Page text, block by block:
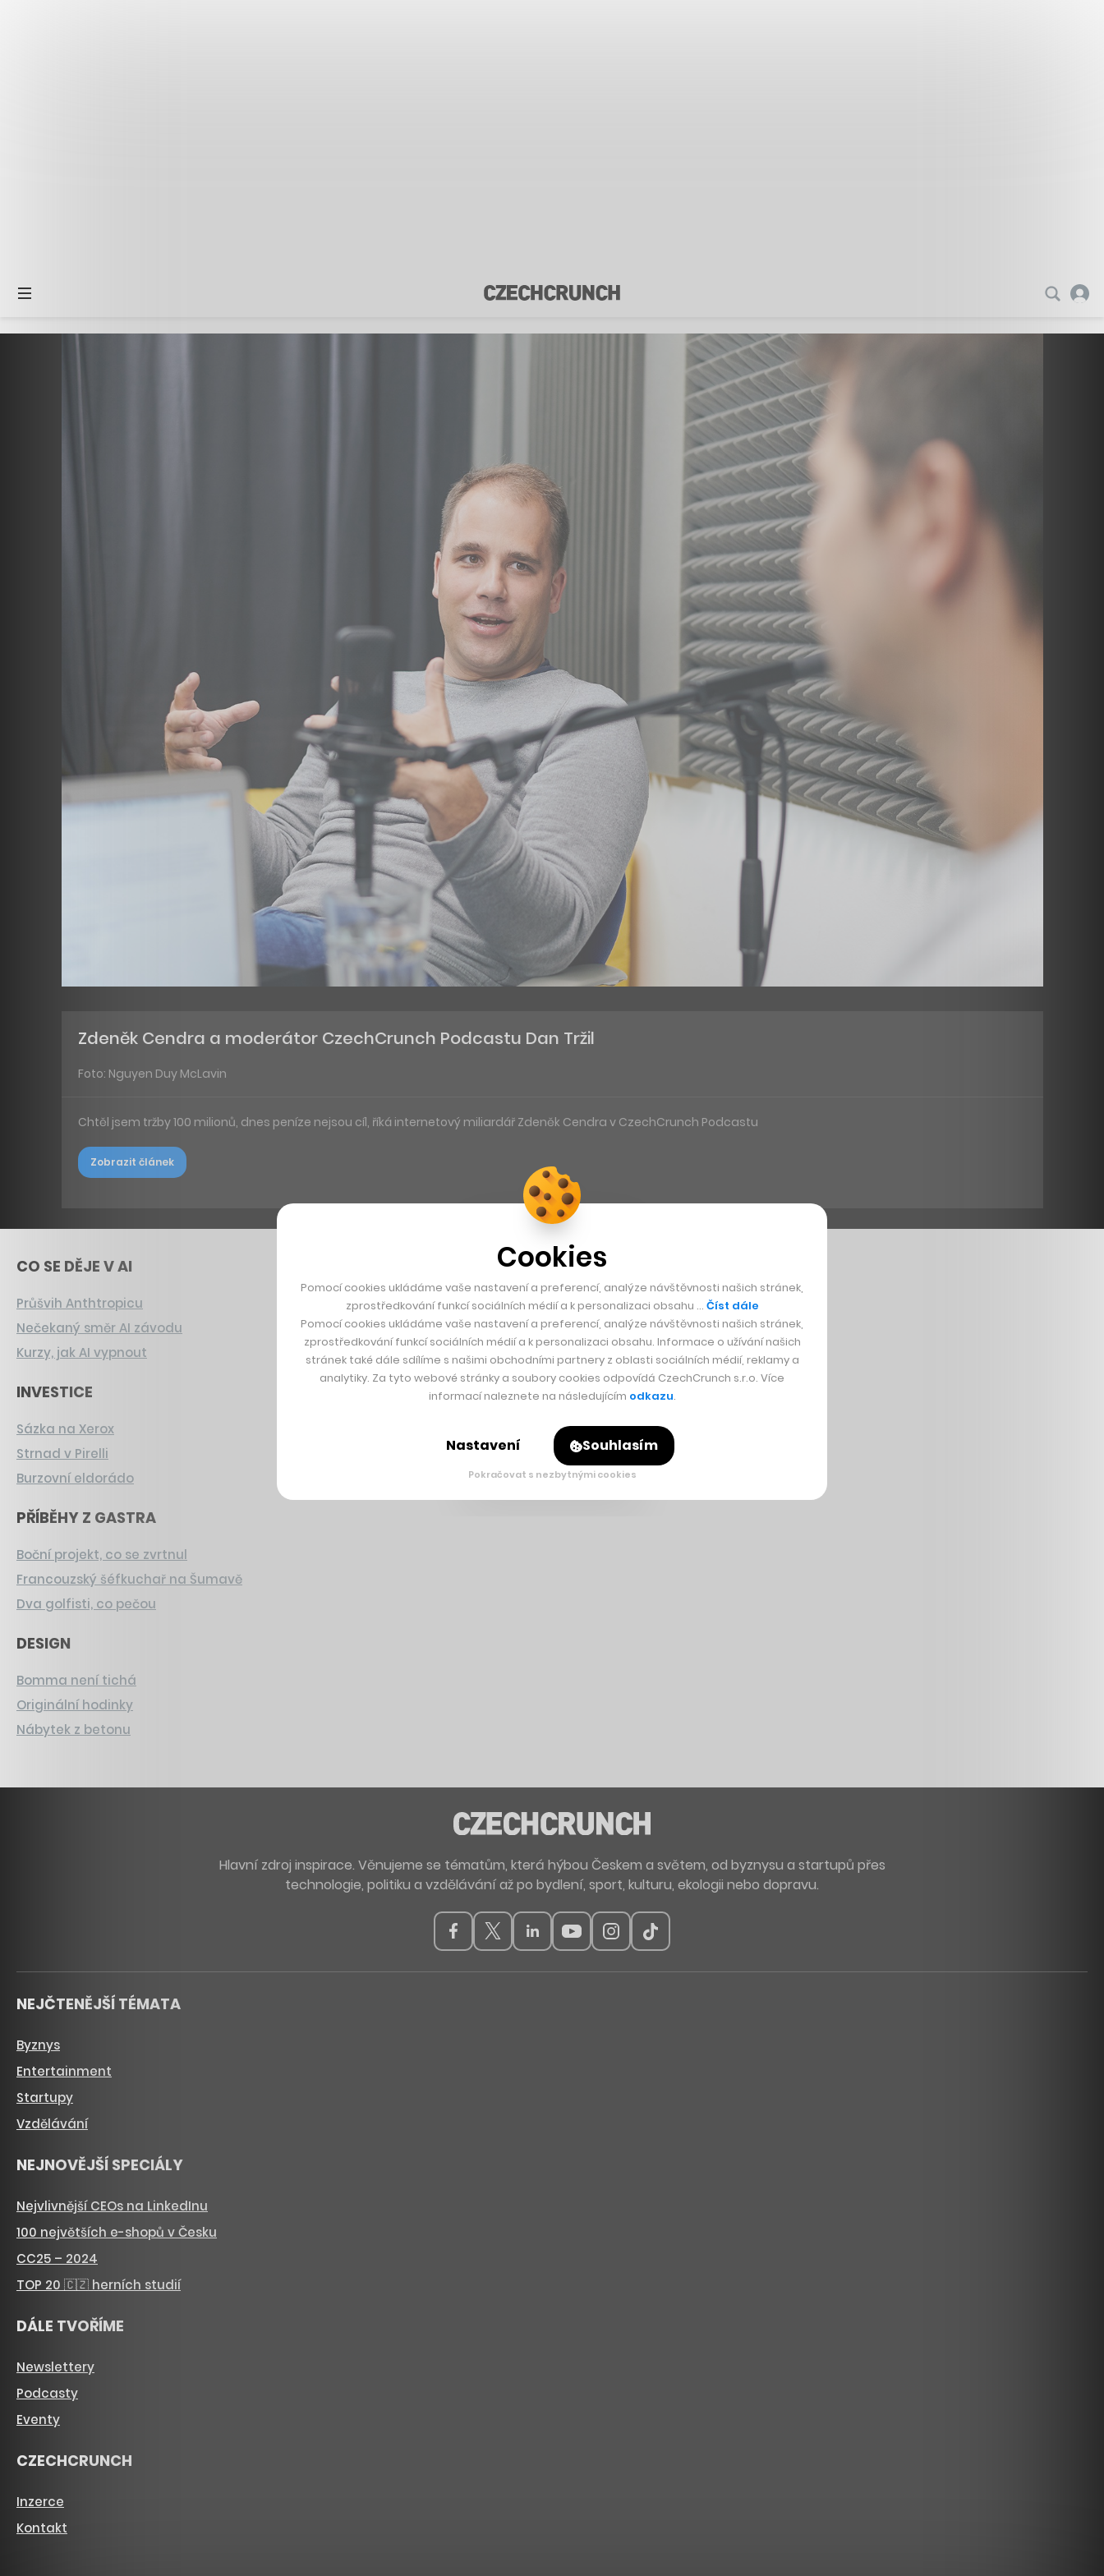
Zdeněk Cendra a moderátor CzechCrunch Podcastu Dan Tržil
Foto: Nguyen Duy McLavin
Chtěl jsem tržby 100 milionů, dnes peníze nejsou cíl, říká internetový miliardář Zdeněk Cendra v CzechCrunch Podcastu
Zobrazit článek
CO SE DĚJE V AI
Průšvih Anthtropicu
Nečekaný směr AI závodu
Kurzy, jak AI vypnout
INVESTICE
Sázka na Xerox
Strnad v Pirelli
Burzovní eldorádo
PŘÍBĚHY Z GASTRA
Boční projekt, co se zvrtnul
Francouzský šéfkuchař na Šumavě
Dva golfisti, co pečou
DESIGN
Bomma není tichá
Originální hodinky
Nábytek z betonu
Hlavní zdroj inspirace. Věnujeme se tématům, která hýbou Českem a světem, od byznysu a startupů přes
technologie, politiku a vzdělávání až po bydlení, sport, kulturu, ekologii nebo dopravu.
NEJČTENĚJŠÍ TÉMATA
Byznys
Entertainment
Startupy
Vzdělávání
NEJNOVĚJŠÍ SPECIÁLY
Nejvlivnější CEOs na LinkedInu
100 největších e-shopů v Česku
CC25 – 2024
TOP 20 🇨🇿 herních studií
DÁLE TVOŘÍME
Newslettery
Podcasty
Eventy
CZECHCRUNCH
Inzerce
Kontakt
Cookies
Pomocí cookies ukládáme vaše nastavení a preferencí, analýze návštěvnosti našich stránek,
zprostředkování funkcí sociálních médií a k personalizaci obsahu … Číst dále
Pomocí cookies ukládáme vaše nastavení a preferencí, analýze návštěvnosti našich stránek,
zprostředkování funkcí sociálních médií a k personalizaci obsahu. Informace o užívání našich
stránek také dále sdílíme s našimi obchodními partnery z oblasti sociálních médií, reklamy a
analytiky. Za tyto webové stránky a soubory cookies odpovídá CzechCrunch s.r.o. Více
informací naleznete na následujícím odkazu.
Nastavení Souhlasím
Pokračovat s nezbytnými cookies